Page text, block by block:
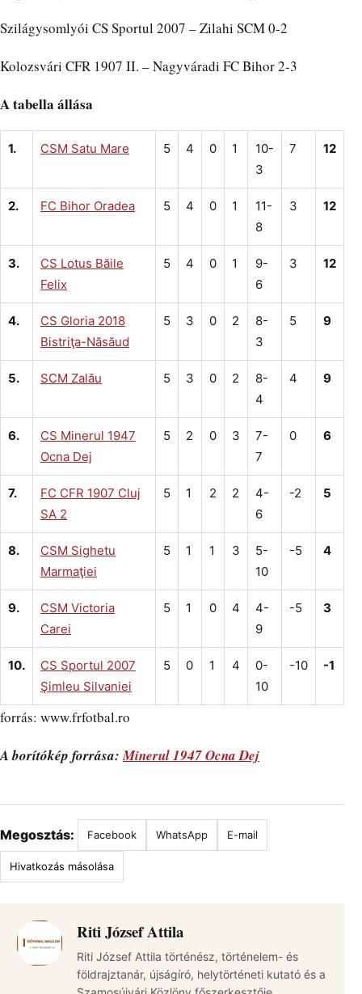
Szilágysomlyói CS Sportul 2007 – Zilahi SCM 0-2
Kolozsvári CFR 1907 II. – Nagyváradi FC Bihor 2-3
A tabella állása
1. CSM Satu Mare 5 4 0 1
10-
3
7 12
2. FC Bihor Oradea 5 4 0 1
11-
8
3 12
3.
CS Lotus Băile
Felix
5 4 0 1
9-
6
3 12
4.
CS Gloria 2018
Bistriţa-Năsăud
5 3 0 2
8-
3
5 9
5. SCM Zalău 5 3 0 2
8-
4
4 9
6.
CS Minerul 1947
Ocna Dej
5 2 0 3
7-
7
0 6
7.
FC CFR 1907 Cluj
SA 2
5 1 2 2
4-
6
-2 5
8.
CSM Sighetu
Marmaţiei
5 1 1 3
5-
10
-5 4
9.
CSM Victoria
Carei
5 1 0 4
4-
9
-5 3
10.
CS Sportul 2007
Şimleu Silvaniei
5 0 1 4
0-
10
-10 -1
forrás: www.frfotbal.ro
A borítókép forrása:Minerul 1947 Ocna Dej
Megosztás: Facebook WhatsApp E-mail
Hivatkozás másolása
Riti József Attila
Riti József Attila történész, történelem- és
földrajztanár, újságíró, helytörténeti kutató és a